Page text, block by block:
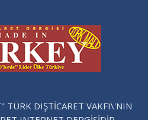
TÜRK DIŞTİCARET VAKFI\'NIN